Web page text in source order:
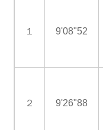
１ 9'08"52
２ 9'26"88